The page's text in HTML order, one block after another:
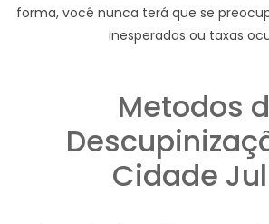
forma, você nunca terá que se
inesperadas ou taxas
Metodos
Cidade